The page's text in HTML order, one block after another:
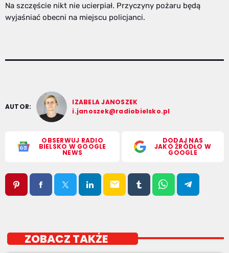
Na szczęście nikt nie ucierpiał. Przyczyny pożaru będą
wyjaśniać obecni na miejscu policjanci.
AUTOR:
IZABELA JANOSZEK
i.janoszek@radiobielsko.pl
OBSERWUJ RADIO
BIELSKO W GOOGLE
NEWS
DODAJ NAS
JAKO ŹRÓDŁO W
GOOGLE
email
ZOBACZ TAKŻE